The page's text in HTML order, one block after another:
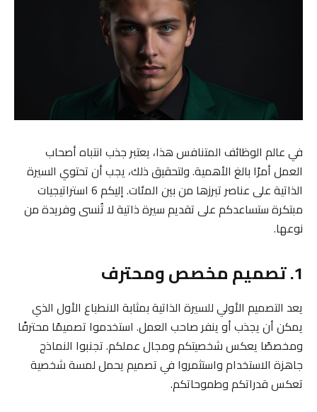
في عالم الوظائف المتنافس هذا، يعتبر جذب انتباه أصحاب
العمل أمرًا بالغ الأهمية. ولتحقيق ذلك، يجب أن تحتوي السيرة
الذاتية على عناصر تبرزها من بين المئات. إليكم 6 استراتيجيات
مبتكرة ستساعدكم على تقديم سيرة ذاتية لا تُنسى وفريدة من
نوعها.
1. تصميم مخصص ومحترف
يعد التصميم الأولي للسيرة الذاتية بمثابة الانطباع الأول الذي
يمكن أن يجذب أو ينفر صاحب العمل. استخدموا تصميمًا محترفًا
ومخصصًا يعكس شخصيتكم ومجال عملكم. تجنبوا النماذج
جاهزة الاستخدام واستثمروا في تصميم يحمل لمسة شخصية
تعكس قدراتكم وطموحاتكم.